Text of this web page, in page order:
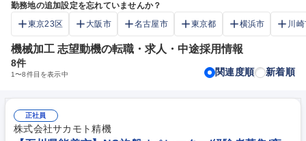
勤務地の追加設定を忘れていませんか？
東京23区
大阪市 名古屋市 東京都 横浜市 川
機械加工 志望動機の転職・求人・中途採用情報
8件
1〜8件目を表示中 関連度順 新着順
正社員
株式会社サカモト精機